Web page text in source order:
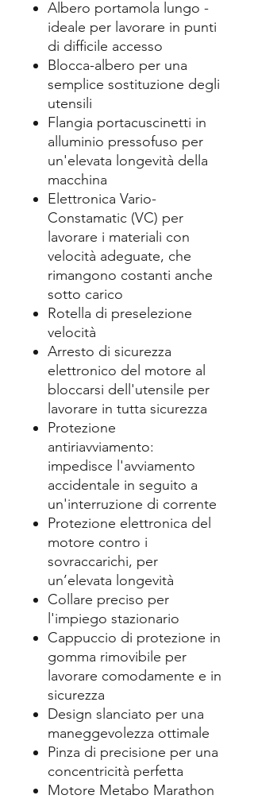
Albero portamola lungo -
ideale per lavorare in punti
di difficile accesso
Blocca-albero per una
semplice sostituzione degli
utensili
Flangia portacuscinetti in
alluminio pressofuso per
un'elevata longevità della
macchina
Elettronica Vario-
Constamatic (VC) per
lavorare i materiali con
velocità adeguate, che
rimangono costanti anche
sotto carico
Rotella di preselezione
velocità
Arresto di sicurezza
elettronico del motore al
bloccarsi dell'utensile per
lavorare in tutta sicurezza
Protezione
antiriavviamento:
impedisce l'avviamento
accidentale in seguito a
un'interruzione di corrente
Protezione elettronica del
motore contro i
sovraccarichi, per
un’elevata longevità
Collare preciso per
l'impiego stazionario
Cappuccio di protezione in
gomma rimovibile per
lavorare comodamente e in
sicurezza
Design slanciato per una
maneggevolezza ottimale
Pinza di precisione per una
concentricità perfetta
Motore Metabo Marathon